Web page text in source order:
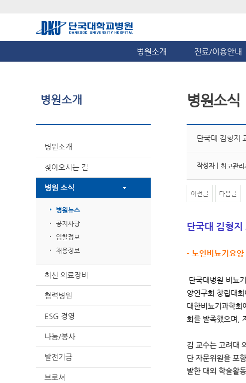
병원소개 진료/이용안내
병원소개
병원소개
찾아오시는 길
병원 소식
병원뉴스
공지사항
입찰정보
채용정보
최신 의료장비
협력병원
ESG 경영
나눔/봉사
발전기금
브로셔
병원소식
단국대 김형지
작성자 | 최고관리
이전글 다음글
단국대 김형
- 노인비뇨기요양
단국대병원 비뇨
양연구회 창립대
대한비뇨기과학회
회를 발족했으며,
김 교수는 고려대
단 자문위원을 포
발한 대외 학술활